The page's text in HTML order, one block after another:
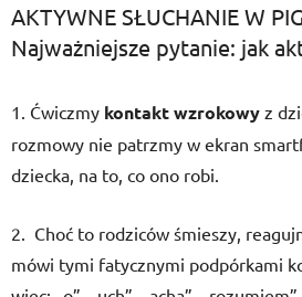
AKTYWNE SŁUCHANIE W
Najważniejsze pytanie: jak
1. Ćwiczmy kontakt wzrokowy z
rozmowy nie patrzmy w ekran
dziecka, na to, co ono robi.
2. Choć to rodziców śmieszy,
mówi tymi fatycznymi podpórkami